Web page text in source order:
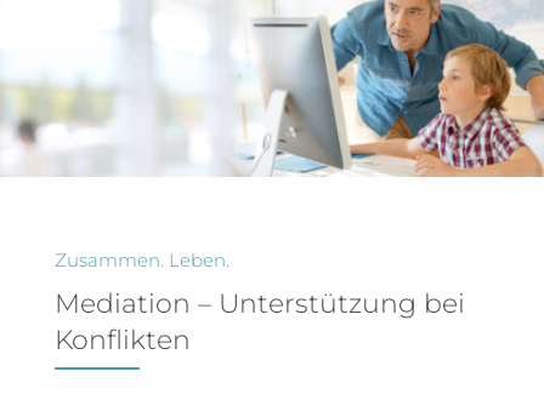
Zusammen. Leben.
Mediation – Unterstützung bei
Konflikten